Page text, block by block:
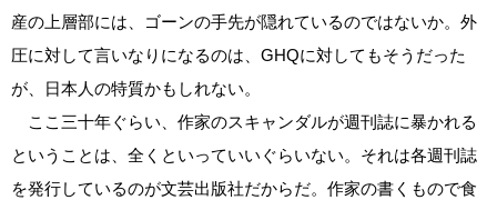
産の上層部には、ゴーンの手先が隠れているのではないか。外
圧に対して言いなりになるのは、GHQに対してもそうだった
が、日本人の特質かもしれない。
ここ三十年ぐらい、作家のスキャンダルが週刊誌に暴かれる
ということは、全くといっていいぐらいない。それは各週刊誌
を発行しているのが文芸出版社だからだ。作家の書くもので食